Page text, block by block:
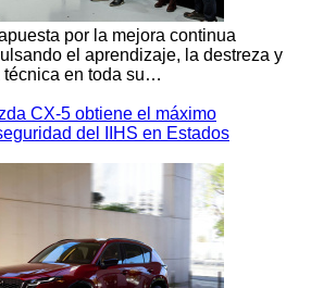
por la mejora continua
el aprendizaje, la destreza y
técnica en toda su…
CX-5 obtiene el máximo
del IIHS en Estados